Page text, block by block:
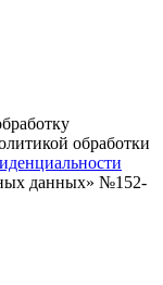
обработки
данных» №152-